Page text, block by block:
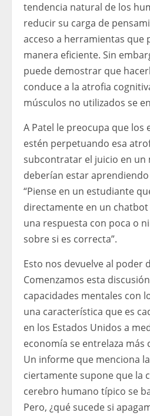
tendencia natural de los
reducir su carga de
acceso a herramientas que
manera eficiente. Sin
puede demostrar que
conduce a la atrofia
músculos no utilizados se
A Patel le preocupa que los
estén perpetuando esa
subcontratar el juicio en un
deberían estar
“Piense en un estudiante
directamente en un chatbot
una respuesta con poca o
sobre si es correcta”.
Esto nos devuelve al poder
Comenzamos esta
capacidades mentales con
una característica que es
en los Estados Unidos a
economía se entrelaza más
Un informe que menciona
ciertamente supone que la
cerebro humano típico se
Pero, ¿qué sucede si